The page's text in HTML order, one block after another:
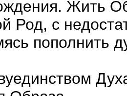
Жить
Род, с
пополнить